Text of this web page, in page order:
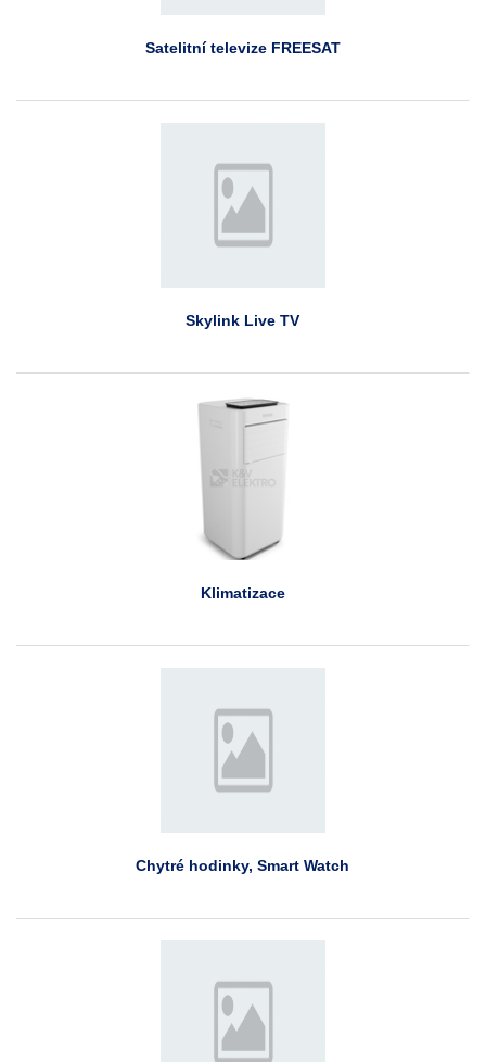
Satelitní televize FREESAT
Skylink Live TV
Klimatizace
Chytré hodinky, Smart Watch